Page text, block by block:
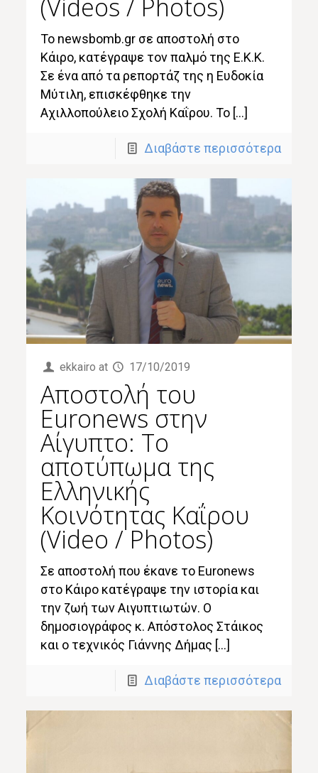
(Videos / Photos)
Το newsbomb.gr σε αποστολή στο
Κάιρο, κατέγραψε τον παλμό της Ε.Κ.Κ.
Σε ένα από τα ρεπορτάζ της η Ευδοκία
Μύτιλη, επισκέφθηκε την
Αχιλλοπούλειο Σχολή Καΐρου. Το […]
Διαβάστε περισσότερα
ekkairo at 17/10/2019
Αποστολή του
Euronews στην
Αίγυπτο: Το
αποτύπωμα της
Ελληνικής
Κοινότητας Καΐρου
(Video / Photos)
Σε αποστολή που έκανε το Euronews
στο Κάιρο κατέγραψε την ιστορία και
την ζωή των Αιγυπτιωτών. Ο
δημοσιογράφος κ. Απόστολος Στάικος
και ο τεχνικός Γιάννης Δήμας […]
Διαβάστε περισσότερα